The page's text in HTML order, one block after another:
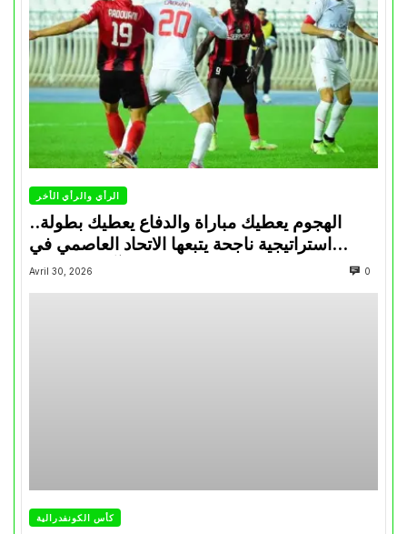
الرأي والرأي الأخر
الهجوم يعطيك مباراة والدفاع يعطيك بطولة..
استراتيجية ناجحة يتبعها الاتحاد العاصمي في
تتويجاته آخر السنوات
Avril 30, 2026 0
كأس الكونفدرالية